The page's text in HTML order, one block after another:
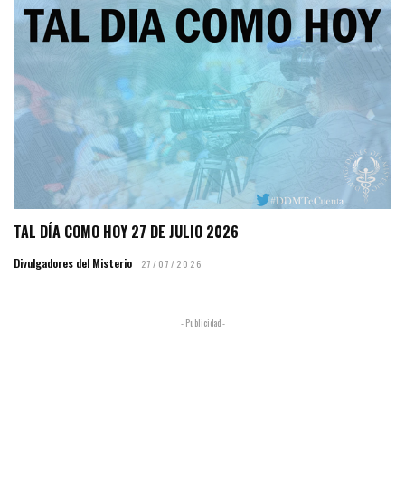
TAL DÍA COMO HOY 27 DE JULIO 2026
Divulgadores del Misterio 27/07/2026
- Publicidad -